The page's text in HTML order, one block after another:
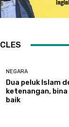
NEGARA
Dua peluk Islam
ketenangan, bina
baik